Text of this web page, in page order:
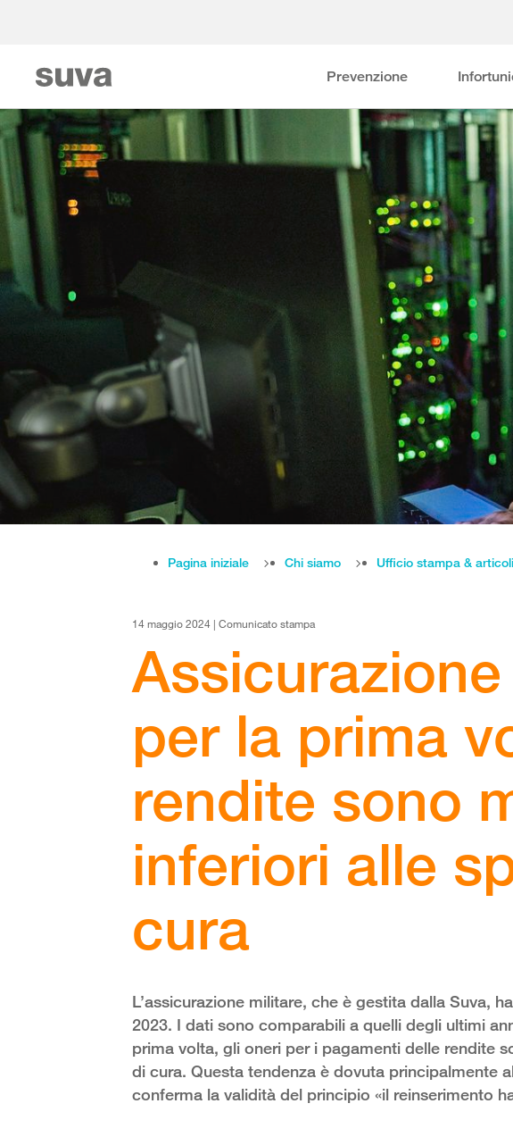
Prevenzione
Pagina iniziale Chi siamo Ufficio stampa & articoli
14 maggio 2024 | Comunicato stampa
per la prima
rendite sono
inferiori alle
cura
L’assicurazione militare, che è gestita dalla Suva,
2023. I dati sono comparabili a quelli degli ultimi
prima volta, gli oneri per i pagamenti delle rendite
di cura. Questa tendenza è dovuta principalmente
conferma la validità del principio «il reinserimento